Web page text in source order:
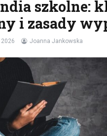
szkolne:
i zasady
Joanna Jankowska